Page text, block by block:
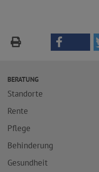
BERATUNG
Standorte
Rente
Pflege
Behinderung
Gesundheit